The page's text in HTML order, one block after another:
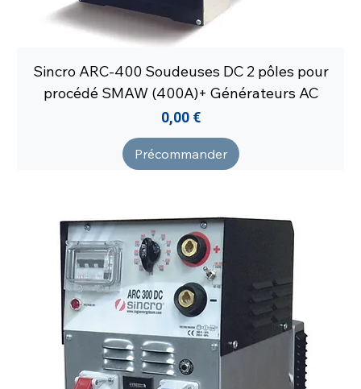
Sincro ARC-400 Soudeuses DC 2 pôles pour
procédé SMAW (400A)+ Générateurs AC
Prix
0,00 €
Précommander